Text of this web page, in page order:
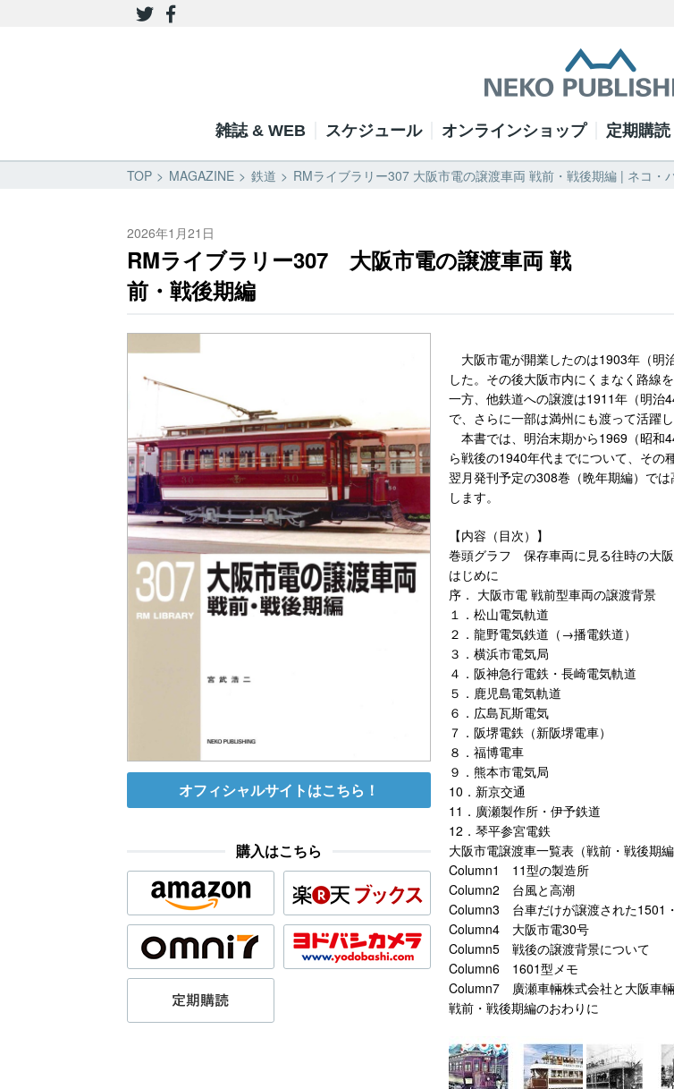
雑誌 & WEB スケジュール オンラインショップ 定期購読
TOP MAGAZINE 鉄道 RMライブラリー307 大阪市電の譲渡車両 戦前・戦後期編 | ネコ・
2026年1月21日
RMライブラリー307 大阪市電の譲渡車両 戦
前・戦後期編
オフィシャルサイトはこちら！
購入はこちら
大阪市電が開業したのは1903年（明
した。その後大阪市内にくまなく路線
一方、他鉄道への譲渡は1911年（明治
で、さらに一部は満州にも渡って活躍し
本書では、明治末期から1969（昭和
ら戦後の1940年代までについて、その
翌月発刊予定の308巻（晩年期編）で
します。
【内容（目次）】
巻頭グラフ 保存車両に見る往時の大
はじめに
序． 大阪市電 戦前型車両の譲渡背景
１．松山電気軌道
２．龍野電気鉄道（→播電鉄道）
３．横浜市電気局
４．阪神急行電鉄・長崎電気軌道
５．鹿児島電気軌道
６．広島瓦斯電気
７．阪堺電鉄（新阪堺電車）
８．福博電車
９．熊本市電気局
10．新京交通
11．廣瀬製作所・伊予鉄道
12．琴平参宮電鉄
大阪市電譲渡車一覧表（戦前・戦後期編
Column1 11型の製造所
Column2 台風と高潮
Column3 台車だけが譲渡された1501
Column4 大阪市電30号
Column5 戦後の譲渡背景について
Column6 1601型メモ
Column7 廣瀬車輛株式会社と大阪車
戦前・戦後期編のおわりに